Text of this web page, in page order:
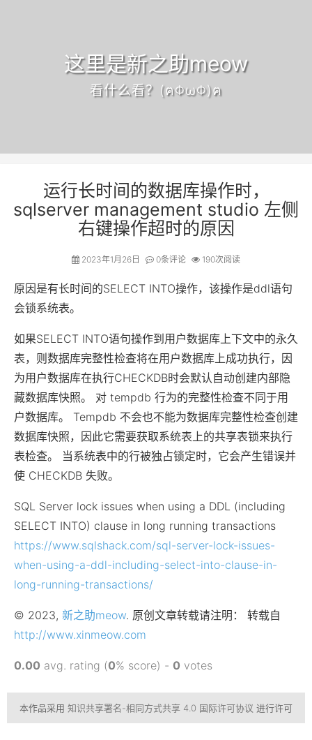
这里是新之助meow
看什么看？(ฅΦωΦ)ฅ
运行长时间的数据库操作时，
sqlserver management studio 左侧
右键操作超时的原因
2023年1月26日 0条评论 190次阅读
原因是有长时间的SELECT INTO操作，该操作是ddl语句
会锁系统表。
如果SELECT INTO语句操作到用户数据库上下文中的永久
表，则数据库完整性检查将在用户数据库上成功执行，因
为用户数据库在执行CHECKDB时会默认自动创建内部隐
藏数据库快照。 对 tempdb 行为的完整性检查不同于用
户数据库。 Tempdb 不会也不能为数据库完整性检查创建
数据库快照，因此它需要获取系统表上的共享表锁来执行
表检查。 当系统表中的行被独占锁定时，它会产生错误并
使 CHECKDB 失败。
SQL Server lock issues when using a DDL (including
SELECT INTO) clause in long running transactions
https://www.sqlshack.com/sql-server-lock-issues-
when-using-a-ddl-including-select-into-clause-in-
long-running-transactions/
© 2023, 新之助meow. 原创文章转载请注明： 转载自
http://www.xinmeow.com
0.00 avg. rating (0% score) - 0 votes
本作品采用 知识共享署名-相同方式共享 4.0 国际许可协议 进行许可